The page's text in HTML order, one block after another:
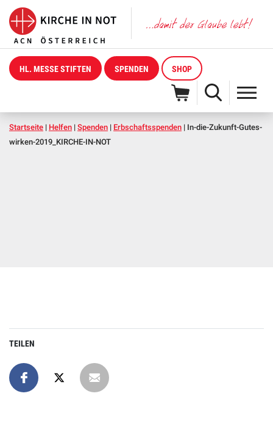
HL. MESSE STIFTEN SPENDEN SHOP
Startseite | Helfen | Spenden | Erbschaftsspenden | In-die-Zukunft-Gutes-
wirken-2019_KIRCHE-IN-NOT
TEILEN